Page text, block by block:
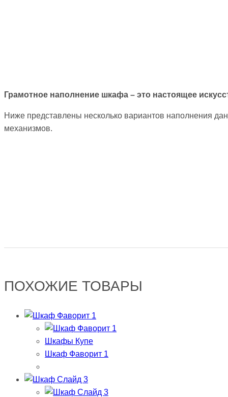
Грамотное наполнение шкафа – это настоящее
Ниже представлены несколько вариантов наполнения
механизмов.
ПОХОЖИЕ ТОВАРЫ
Шкафы Купе
Шкаф Фаворит 1